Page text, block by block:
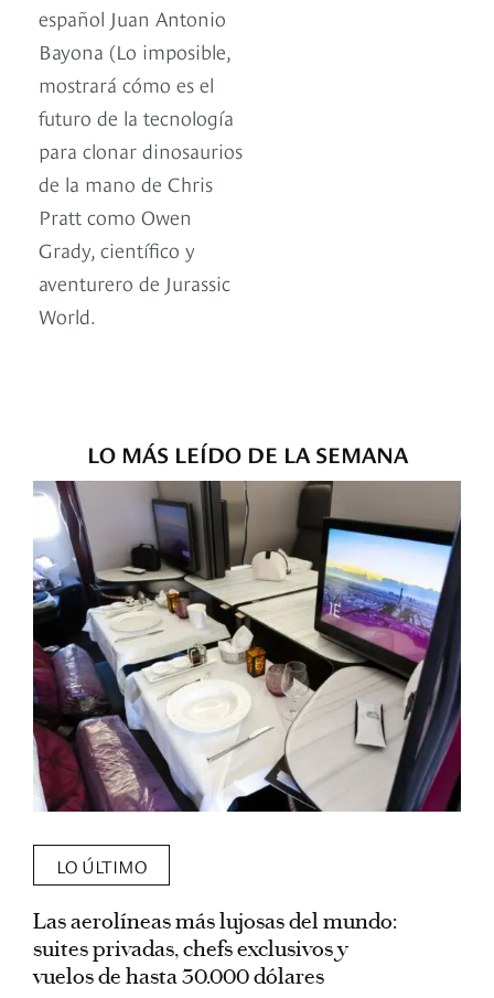
español Juan Antonio
Bayona (Lo imposible,
mostrará cómo es el
futuro de la tecnología
para clonar dinosaurios
de la mano de Chris
Pratt como Owen
Grady, científico y
aventurero de Jurassic
World.
LO MÁS LEÍDO DE LA SEMANA
LO ÚLTIMO
Las aerolíneas más lujosas del mundo:
suites privadas, chefs exclusivos y
vuelos de hasta 30.000 dólares